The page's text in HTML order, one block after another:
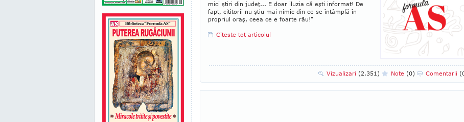
mici ştiri din ju­deţ... E doar iluzia că eşti in­format! De
fapt, cititorii nu ştiu mai nimic din ce se în­tâmplă în
propriul oraş, ceea ce e foarte rău!"
Citeste tot articolul
Vizualizari (2.351) Note (0) Comentarii